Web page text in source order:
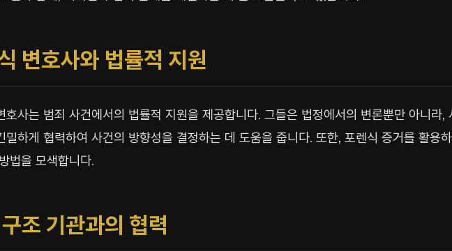
변호사와 법률적 지원
호사는 범죄 사건에서의 법률적 지원을 제공합니다. 그들은 법정에서의 변론뿐만 아니라,
밀하게 협력하여 사건의 방향성을 결정하는 데 도움을 줍니다. 또한, 포렌식 증거를 활용
법을 모색합니다.
조 기관과의 협력